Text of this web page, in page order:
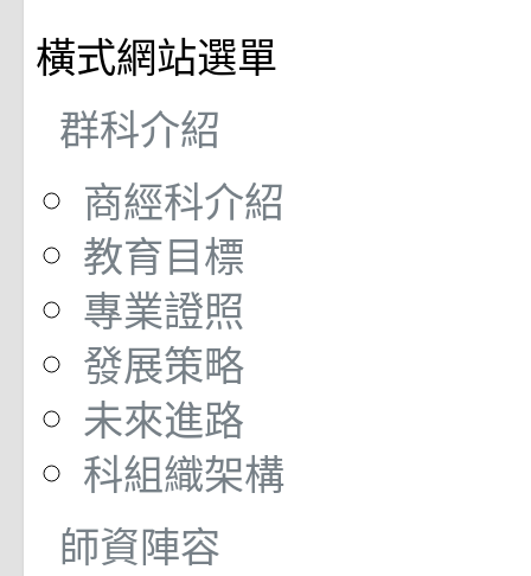
橫式網站選單
群科介紹
商經科介紹
教育目標
專業證照
發展策略
未來進路
科組織架構
師資陣容